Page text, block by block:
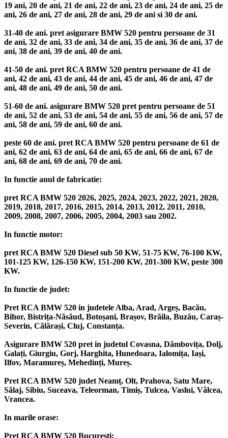
19 ani, 20 de ani, 21 de ani, 22 de ani, 23 de ani, 24 de ani, 25 de
ani, 26 de ani, 27 de ani, 28 de ani, 29 de ani si 30 de ani.
31-40 de ani. pret asigurare BMW 520 pentru persoane de 31
de ani, 32 de ani, 33 de ani, 34 de ani, 35 de ani, 36 de ani, 37 de
ani, 38 de ani, 39 de ani, 40 de ani.
41-50 de ani. pret RCA BMW 520 pentru persoane de 41 de
ani, 42 de ani, 43 de ani, 44 de ani, 45 de ani, 46 de ani, 47 de
ani, 48 de ani, 49 de ani, 50 de ani.
51-60 de ani. asigurare BMW 520 pret pentru persoane de 51
de ani, 52 de ani, 53 de ani, 54 de ani, 55 de ani, 56 de ani, 57 de
ani, 58 de ani, 59 de ani, 60 de ani.
peste 60 de ani. pret RCA BMW 520 pentru persoane de 61 de
ani, 62 de ani, 63 de ani, 64 de ani, 65 de ani, 66 de ani, 67 de
ani, 68 de ani, 69 de ani, 70 de ani.
In functie anul de fabricatie:
pret RCA BMW 520 2026, 2025, 2024, 2023, 2022, 2021, 2020,
2019, 2018, 2017, 2016, 2015, 2014, 2013, 2012, 2011, 2010,
2009, 2008, 2007, 2006, 2005, 2004, 2003 sau 2002.
In functie motor:
pret RCA BMW 520 Diesel sub 50 KW, 51-75 KW, 76-100 KW,
101-125 KW, 126-150 KW, 151-200 KW, 201-300 KW, peste 300
KW.
In functie de judet:
Pret RCA BMW 520 in judetele Alba, Arad, Argeș, Bacău,
Bihor, Bistrița-Năsăud, Botoșani, Brașov, Brăila, Buzău, Caraș-
Severin, Călărași, Cluj, Constanța.
Asigurare BMW 520 pret in judetul Covasna, Dâmbovița, Dolj,
Galați, Giurgiu, Gorj, Harghita, Hunedoara, Ialomița, Iași,
Ilfov, Maramureș, Mehedinți, Mureș.
Pret RCA BMW 520 judet Neamț, Olt, Prahova, Satu Mare,
Sălaj, Sibiu, Suceava, Teleorman, Timiș, Tulcea, Vaslui, Vâlcea,
Vrancea.
In marile orase:
Pret RCA BMW 520 București;